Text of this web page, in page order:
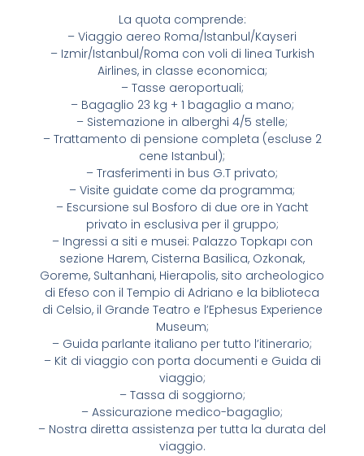
La quota comprende:
– Viaggio aereo Roma/Istanbul/Kayseri
– Izmir/Istanbul/Roma con voli di linea Turkish
Airlines, in classe economica;
– Tasse aeroportuali;
– Bagaglio 23 kg + 1 bagaglio a mano;
– Sistemazione in alberghi 4/5 stelle;
– Trattamento di pensione completa (escluse 2
cene Istanbul);
– Trasferimenti in bus G.T privato;
– Visite guidate come da programma;
– Escursione sul Bosforo di due ore in Yacht
privato in esclusiva per il gruppo;
– Ingressi a siti e musei: Palazzo Topkapı con
sezione Harem, Cisterna Basilica, Ozkonak,
Goreme, Sultanhani, Hierapolis, sito archeologico
di Efeso con il Tempio di Adriano e la biblioteca
di Celsio, il Grande Teatro e l’Ephesus Experience
Museum;
– Guida parlante italiano per tutto l’itinerario;
– Kit di viaggio con porta documenti e Guida di
viaggio;
– Tassa di soggiorno;
– Assicurazione medico-bagaglio;
– Nostra diretta assistenza per tutta la durata del
viaggio.